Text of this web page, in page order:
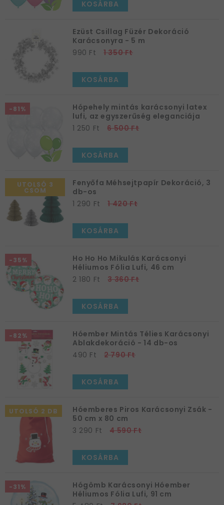
KOSÁRBA
Ezüst Csillag Füzér Dekoráció
Karácsonyra - 5 m
990 Ft
1 350 Ft
KOSÁRBA
-81%
Hópehely mintás karácsonyi latex
lufi, az egyszerűség eleganciája
1 250 Ft
6 500 Ft
KOSÁRBA
UTOLSÓ 3
CSOM
Fenyőfa Méhsejtpapír Dekoráció, 3
db-os
1 290 Ft
1 420 Ft
KOSÁRBA
-35%
Ho Ho Ho Mikulás Karácsonyi
Héliumos Fólia Lufi, 46 cm
2 180 Ft
3 360 Ft
KOSÁRBA
-82%
Hóember Mintás Télies Karácsonyi
Ablakdekoráció - 14 db-os
490 Ft
2 790 Ft
KOSÁRBA
UTOLSÓ 2 DB
Hóemberes Piros Karácsonyi Zsák -
50 cm x 80 cm
3 290 Ft
4 590 Ft
KOSÁRBA
-31%
Hógömb Karácsonyi Hóember
Héliumos Fólia Lufi, 91 cm